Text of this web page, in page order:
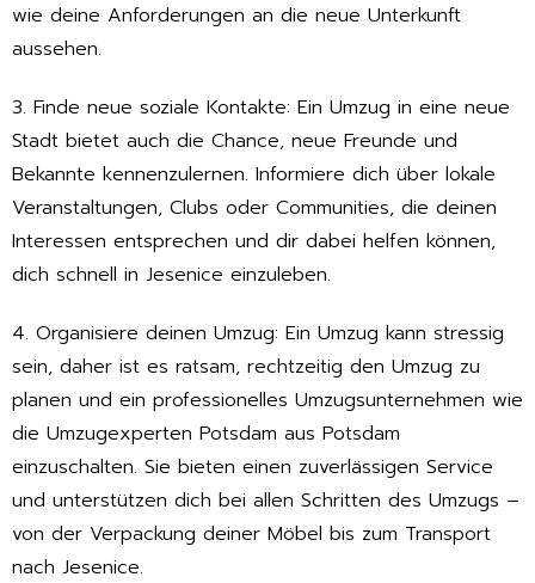
wie deine Anforderungen an die neue Unterkunft
aussehen.
3. Finde neue soziale Kontakte: Ein Umzug in eine neue
Stadt bietet auch die Chance, neue Freunde und
Bekannte kennenzulernen. Informiere dich über lokale
Veranstaltungen, Clubs oder Communities, die deinen
Interessen entsprechen und dir dabei helfen können,
dich schnell in Jesenice einzuleben.
4. Organisiere deinen Umzug: Ein Umzug kann stressig
sein, daher ist es ratsam, rechtzeitig den Umzug zu
planen und ein professionelles Umzugsunternehmen wie
die Umzugexperten Potsdam aus Potsdam
einzuschalten. Sie bieten einen zuverlässigen Service
und unterstützen dich bei allen Schritten des Umzugs –
von der Verpackung deiner Möbel bis zum Transport
nach Jesenice.